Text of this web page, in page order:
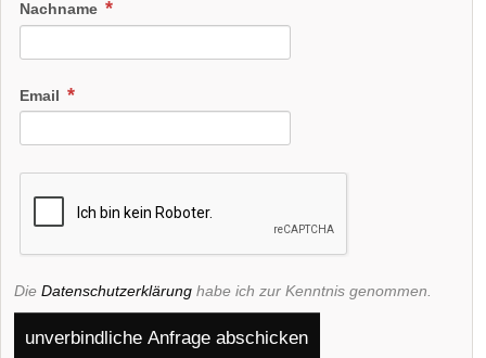
Nachname
Email
Die Datenschutzerklärung habe ich zur Kenntnis genommen.
unverbindliche Anfrage abschicken